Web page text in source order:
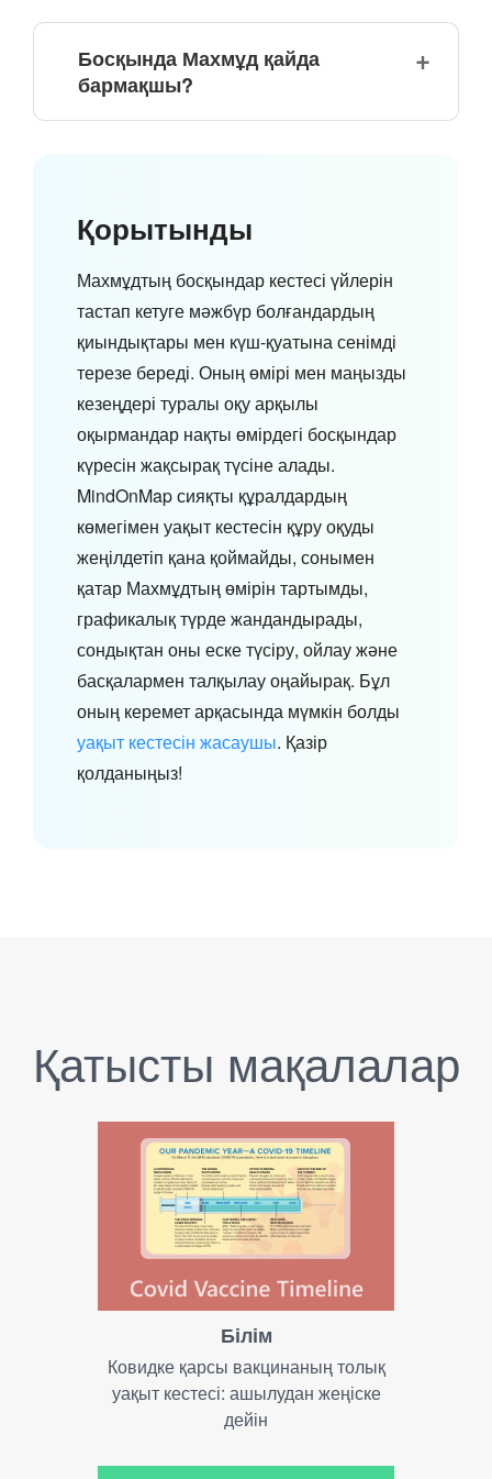
Босқында Махмұд қайда
бармақшы?
Қорытынды
Махмұдтың босқындар кестесі үйлерін
тастап кетуге мәжбүр болғандардың
қиындықтары мен күш-қуатына сенімді
терезе береді. Оның өмірі мен маңызды
кезеңдері туралы оқу арқылы
оқырмандар нақты өмірдегі босқындар
күресін жақсырақ түсіне алады.
MindOnMap сияқты құралдардың
көмегімен уақыт кестесін құру оқуды
жеңілдетіп қана қоймайды, сонымен
қатар Махмұдтың өмірін тартымды,
графикалық түрде жандандырады,
сондықтан оны еске түсіру, ойлау және
басқалармен талқылау оңайырақ. Бұл
оның керемет арқасында мүмкін болды
уақыт кестесін жасаушы. Қазір
қолданыңыз!
Қатысты мақалалар
Білім
Ковидке қарсы вакцинаның толық
уақыт кестесі: ашылудан жеңіске
дейін